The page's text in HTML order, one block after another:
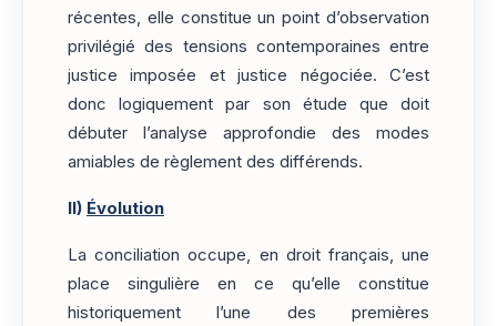
récentes, elle constitue un point d’observation
privilégié des tensions contemporaines entre
justice imposée et justice négociée. C’est
donc logiquement par son étude que doit
débuter l’analyse approfondie des modes
amiables de règlement des différends.
II) Évolution
La conciliation occupe, en droit français, une
place singulière en ce qu’elle constitue
historiquement l’une des premières